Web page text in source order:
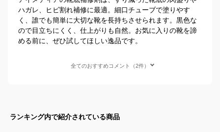
ハガレ、ヒビ割れ補修に最適。細口チューブで塗りやす
く、誰でも簡単に大切な靴を長持ちさせられます。黒色な
ので目立ちにくく、仕上がりも自然。お気に入りの靴を諦
める前に、ぜひ試してほしい逸品です。
全てのおすすめコメント（2件）
ランキング内で紹介されている商品